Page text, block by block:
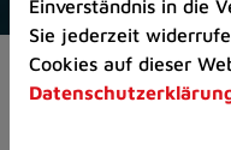
springen
(Schnelltaste
M)
Zur
Aktuelles
Einverständnis in die
Sie jederzeit
Cookies auf dieser